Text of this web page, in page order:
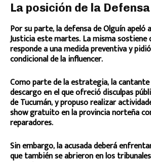
La posición de la Defensa
Por su parte, la defensa de Olguín apeló
Justicia este martes. La misma sostiene
responde a una medida preventiva y
condicional de la influencer.
Como parte de la estrategia, la
descargo en el que ofreció disculpas
de Tucumán, y propuso realizar
show gratuito en la provincia norteña
reparadores.
Sin embargo, la acusada deberá
que también se abrieron en los